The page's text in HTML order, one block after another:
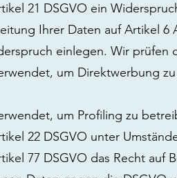
21 DSGVO ein
Ihrer Daten auf Artikel
einlegen. Wir prüfen
um Direktwerbung
um Profiling zu
22 DSGVO unter
77 DSGVO das Recht